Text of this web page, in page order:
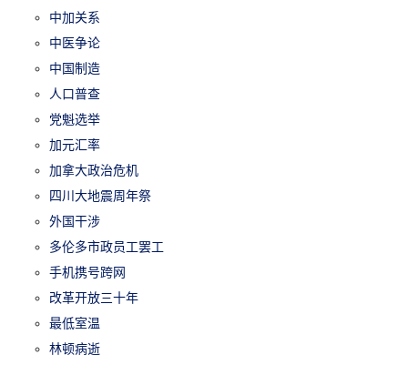
中加关系
中医争论
中国制造
人口普查
党魁选举
加元汇率
加拿大政治危机
四川大地震周年祭
外国干涉
多伦多市政员工罢工
手机携号跨网
改革开放三十年
最低室温
林顿病逝